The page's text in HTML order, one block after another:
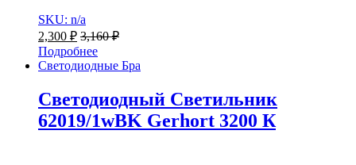
SKU: n/a
2,300 ₽ 3,160₽
Подробнее
Светодиодные Бра
Светодиодный Светильник
62019/1wBK Gerhort 3200 К